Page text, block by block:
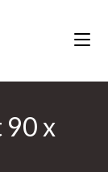
90 x